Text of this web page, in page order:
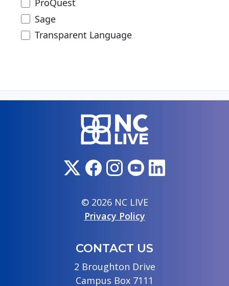
ProQuest
Sage
Transparent Language
© 2026 NC LIVE
Privacy Policy
CONTACT US
2 Broughton Drive
Campus Box 7111